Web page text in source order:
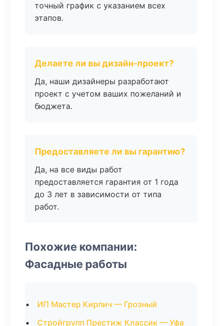
точный график с указанием всех
этапов.
Делаете ли вы дизайн-проект?
Да, наши дизайнеры разработают
проект с учетом ваших пожеланий и
бюджета.
Предоставляете ли вы гарантию?
Да, на все виды работ
предоставляется гарантия от 1 года
до 3 лет в зависимости от типа
работ.
Похожие компании:
Фасадные работы
ИП Мастер Кирпич — Грозный
Стройгрупп Престиж Классик — Уфа